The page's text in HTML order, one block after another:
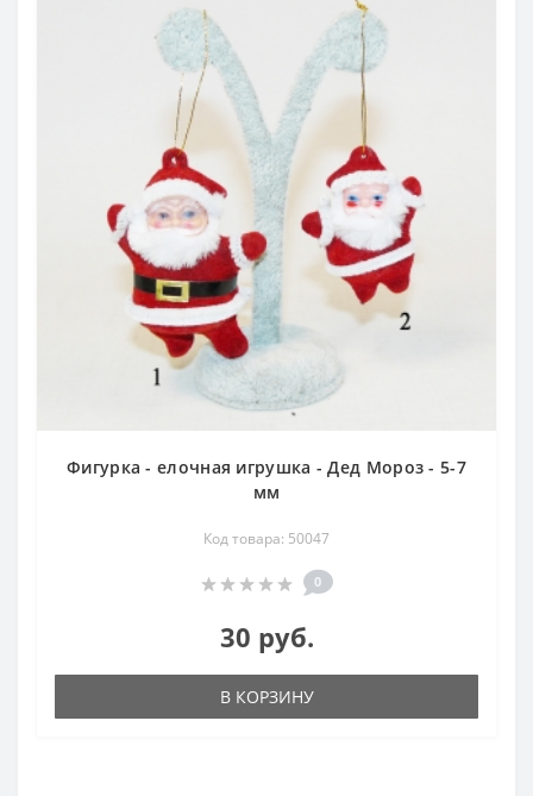
Фигурка - елочная игрушка - Дед Мороз - 5-7
мм
Код товара: 50047
0
30 руб.
В КОРЗИНУ